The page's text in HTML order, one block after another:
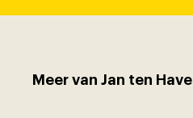
Meer van Jan ten Have